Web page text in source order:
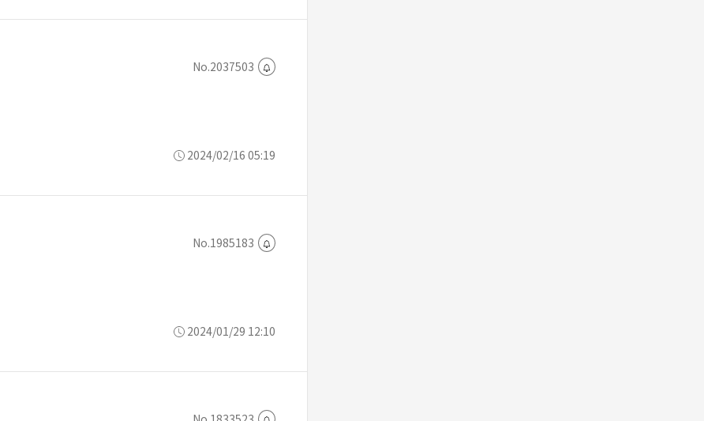
No.2037503
2024/02/16 05:19
No.1985183
2024/01/29 12:10